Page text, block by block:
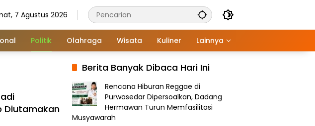
7 Agustus 2026
Politik Olahraga Wisata Kuliner Lainnya
Diutamakan
Berita Banyak Dibaca Hari Ini
Rencana Hiburan Reggae di
Purwasedar Dipersoalkan, Dadang
Hermawan Turun Memfasilitasi
Musyawarah